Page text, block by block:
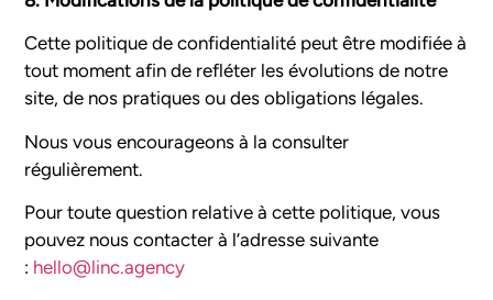
Cette politique de confidentialité peut être modifiée à
tout moment afin de refléter les évolutions de notre
site, de nos pratiques ou des obligations légales.
Nous vous encourageons à la consulter
régulièrement.
Pour toute question relative à cette politique, vous
pouvez nous contacter à l’adresse suivante
: hello@linc.agency